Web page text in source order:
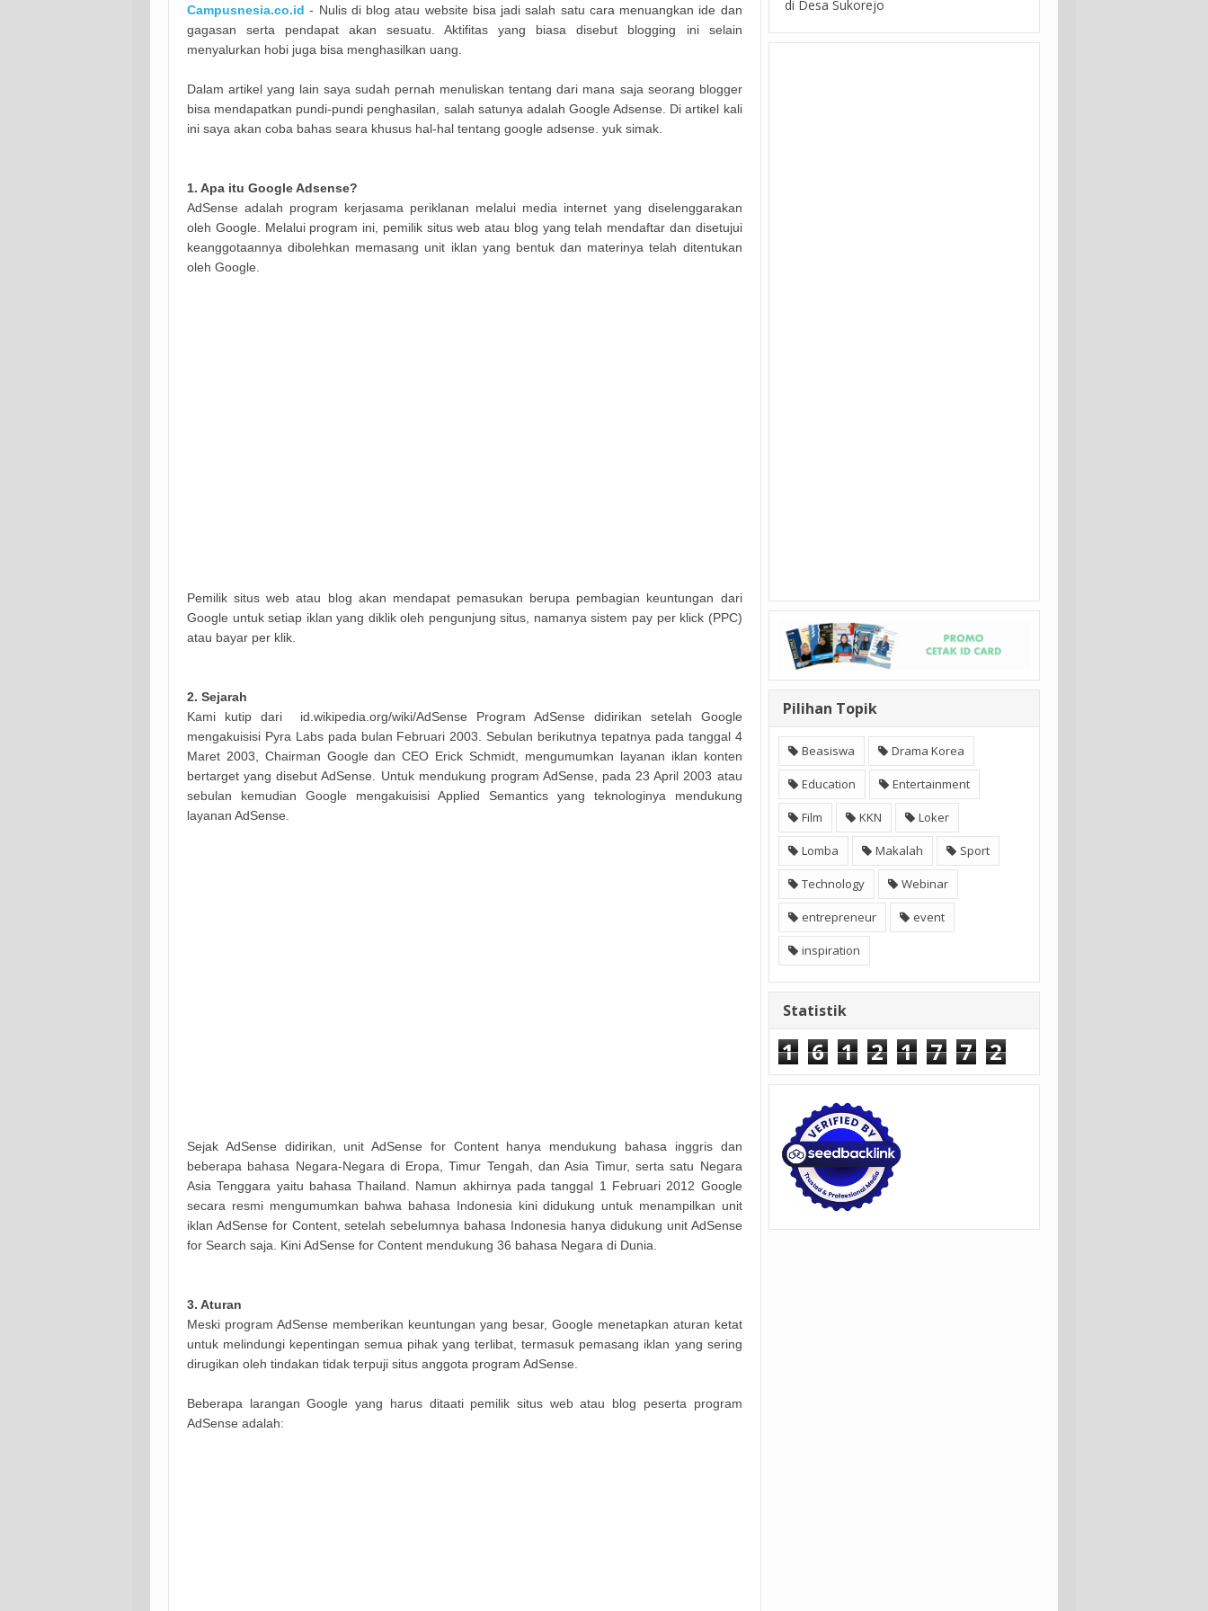
Campusnesia.co.id - Nulis di blog atau website bisa jadi salah satu cara menuangkan ide dan
gagasan serta pendapat akan sesuatu. Aktifitas yang biasa disebut blogging ini selain
menyalurkan hobi juga bisa menghasilkan uang.
Dalam artikel yang lain saya sudah pernah menuliskan tentang dari mana saja seorang blogger
bisa mendapatkan pundi-pundi penghasilan, salah satunya adalah Google Adsense. Di artikel kali
ini saya akan coba bahas seara khusus hal-hal tentang google adsense. yuk simak.
1. Apa itu Google Adsense?
AdSense adalah program kerjasama periklanan melalui media internet yang diselenggarakan
oleh Google. Melalui program ini, pemilik situs web atau blog yang telah mendaftar dan disetujui
keanggotaannya dibolehkan memasang unit iklan yang bentuk dan materinya telah ditentukan
oleh Google.
Pemilik situs web atau blog akan mendapat pemasukan berupa pembagian keuntungan dari
Google untuk setiap iklan yang diklik oleh pengunjung situs, namanya sistem pay per klick (PPC)
atau bayar per klik.
2. Sejarah
Kami kutip dari id.wikipedia.org/wiki/AdSense Program AdSense didirikan setelah Google
mengakuisisi Pyra Labs pada bulan Februari 2003. Sebulan berikutnya tepatnya pada tanggal 4
Maret 2003, Chairman Google dan CEO Erick Schmidt, mengumumkan layanan iklan konten
bertarget yang disebut AdSense. Untuk mendukung program AdSense, pada 23 April 2003 atau
sebulan kemudian Google mengakuisisi Applied Semantics yang teknologinya mendukung
layanan AdSense.
Sejak AdSense didirikan, unit AdSense for Content hanya mendukung bahasa inggris dan
beberapa bahasa Negara-Negara di Eropa, Timur Tengah, dan Asia Timur, serta satu Negara
Asia Tenggara yaitu bahasa Thailand. Namun akhirnya pada tanggal 1 Februari 2012 Google
secara resmi mengumumkan bahwa bahasa Indonesia kini didukung untuk menampilkan unit
iklan AdSense for Content, setelah sebelumnya bahasa Indonesia hanya didukung unit AdSense
for Search saja. Kini AdSense for Content mendukung 36 bahasa Negara di Dunia.
3. Aturan
Meski program AdSense memberikan keuntungan yang besar, Google menetapkan aturan ketat
untuk melindungi kepentingan semua pihak yang terlibat, termasuk pemasang iklan yang sering
dirugikan oleh tindakan tidak terpuji situs anggota program AdSense.
Beberapa larangan Google yang harus ditaati pemilik situs web atau blog peserta program
AdSense adalah:
di Desa Sukorejo
Pilihan Topik
Beasiswa Drama Korea
Education Entertainment
Film KKN Loker
Lomba Makalah Sport
Technology Webinar
entrepreneur event
inspiration
Statistik
1 6 1 2 1 7 7 2